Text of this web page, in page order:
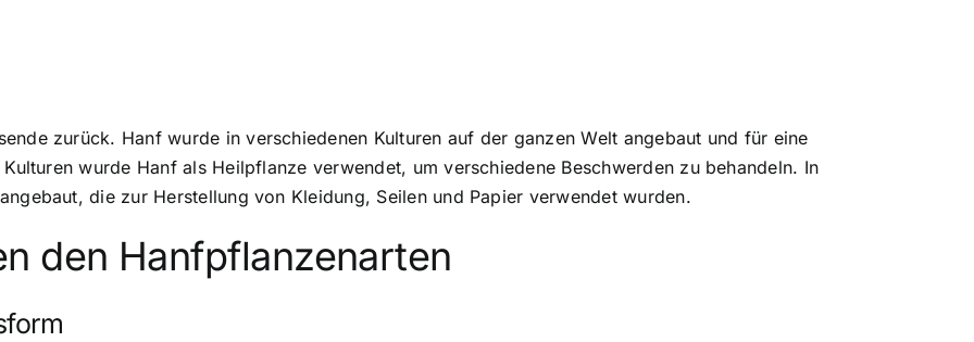
zurück. Hanf wurde in verschiedenen Kulturen auf der ganzen Welt angebaut und für eine
wurde Hanf als Heilpflanze verwendet, um verschiedene Beschwerden zu behandeln. In
die zur Herstellung von Kleidung, Seilen und Papier verwendet wurden.
den Hanfpflanzenarten